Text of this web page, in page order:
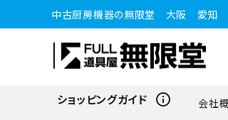
中古厨房機器の無限堂 大阪 愛知
ショッピングガイド info_outline 会社